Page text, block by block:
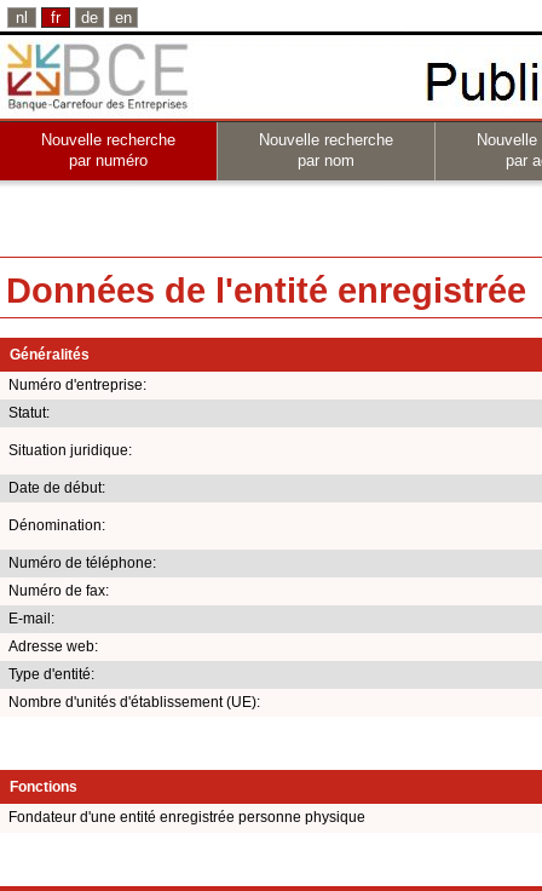
nl fr de en
Nouvelle recherche
par numéro
Nouvelle recherche
par nom
par
Données de l'entité enregistrée
Généralités
Numéro d'entreprise:
Statut:
Situation juridique:
Date de début:
Dénomination:
Numéro de téléphone:
Numéro de fax:
E-mail:
Adresse web:
Type d'entité:
Nombre d'unités d'établissement (UE):
Fonctions
Fondateur d'une entité enregistrée personne physique